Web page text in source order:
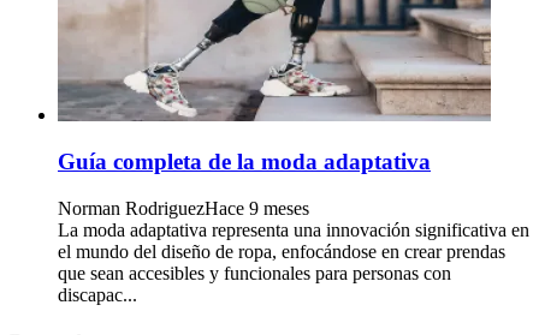
Guía completa de la moda adaptativa
Norman RodriguezHace 9 meses
La moda adaptativa representa una innovación significativa en
el mundo del diseño de ropa, enfocándose en crear prendas
que sean accesibles y funcionales para personas con
discapac...